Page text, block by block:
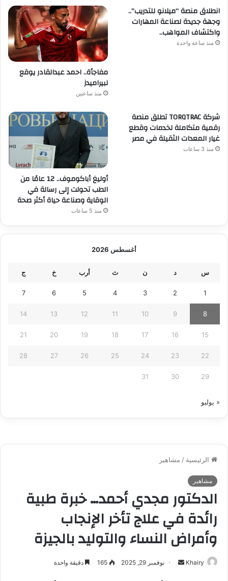
انطلاق منصة “ميلانو للتدريب”..
وجهة جديدة لصناعة المهارات
واكتشاف المواهب..
منذ ساعة واحدة
مفاجأة.. احمد عبدالقادر يوقع
لبيراميدز
منذ ساعتين
شركة TORQTRAC تطلق منصة
رقمية متكاملة لخدمات وقطع
غيار المعدات الثقيلة في مصر
منذ 3 ساعات
أوليغ أباكوموف.. 12 عامًا من
الطب تحولت إلى رسالة في
الوقاية وصناعة حياة أكثر صحة
منذ 5 ساعات
أغسطس 2026
س د ن ث أرب خ ج
1
2
3
4
5
6
7
8
9
10
11
12
13
14
15
16
17
18
19
20
21
22
23
24
25
26
27
28
29
30
31
« يوليو